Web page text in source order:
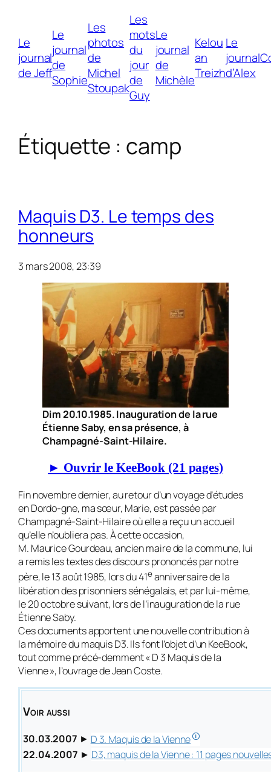
Le
journal
de Jeff
Le
journal
de
Sophie
Les
photos
de
Michel
Stoupak
Les
mots
du
jour
de
Guy
Le
journal
de
Michèle
Kelou
an
Treizh
Le
journal
d’Alex
Étiquette : camp
Maquis D3. Le temps des
honneurs
3 mars 2008, 23:39
Dim 20.10.1985. Inauguration de la rue
Étienne Saby, en sa présence, à
Champagné-Saint-Hilaire.
► Ouvrir le KeeBook (21 pages)
Fin novembre dernier, au retour d’un voyage d’études
en Dordo-gne, ma sœur, Marie, est passée par
Champagné-Saint-Hilaire où elle a reçu un accueil
qu’elle n’oubliera pas. À cette occasion,
M. Maurice Gourdeau, ancien maire de la commune, lui
a remis les textes des discours prononcés par notre
père, le 13 août 1985, lors du 41eanniversaire de la
libération des prisonniers sénégalais, et par lui-même,
le 20 octobre suivant, lors de l’inauguration de la rue
Étienne Saby.
Ces documents apportent une nouvelle contribution à
la mémoire du maquis D3. Ils font l’objet d’un KeeBook,
tout comme précé-demment « D 3 Maquis de la
Vienne », l’ouvrage de Jean Coste.
Voir aussi
30.03.2007 ► D 3. Maquis de la Vienne🛈
22.04.2007 ► D3, maquis de la Vienne : 11 pages